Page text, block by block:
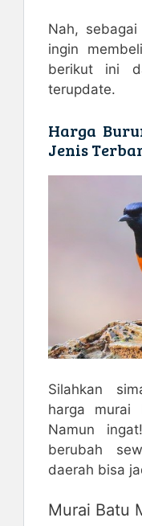
Nah,
ingin
berikut ini
terupdate.
Harga
Jenis
Silahkan
harga murai
Namun
berubah
daerah bisa
Murai Batu